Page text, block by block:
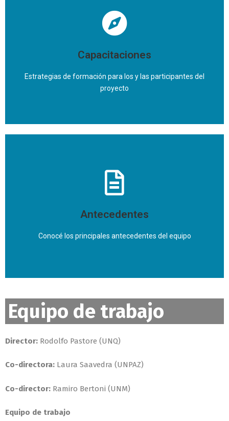
en fortalecer los procesos de administración,
comunicación y comercialización incorporando
Capacitaciones
Estrategias de formación para los y las participantes del
proyecto
Desarrollamos talleres, cursos y guías de capacitación
Antecedentes
Conocé los principales antecedentes del equipo
Equipo de trabajo
Director: Rodolfo Pastore (UNQ)
Co-directora: Laura Saavedra (UNPAZ)
Co-director: Ramiro Bertoni (UNM)
Equipo de trabajo